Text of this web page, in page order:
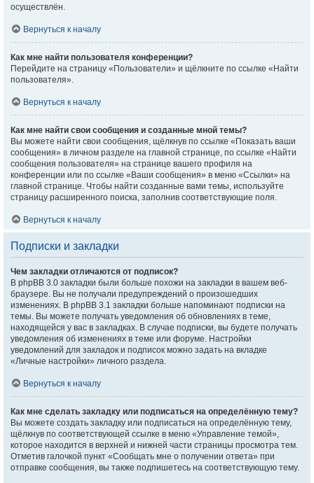
осуществлён.
Вернуться к началу
Как мне найти пользователя конференции?
Перейдите на страницу «Пользователи» и щёлкните по ссылке «Найти
пользователя».
Вернуться к началу
Как мне найти свои сообщения и созданные мной темы?
Вы можете найти свои сообщения, щёлкнув по ссылке «Показать ваши
сообщения» в личном разделе на главной странице, по ссылке «Найти
сообщения пользователя» на странице вашего профиля на
конференции или по ссылке «Ваши сообщения» в меню «Ссылки» на
главной странице. Чтобы найти созданные вами темы, используйте
страницу расширенного поиска, заполнив соответствующие поля.
Вернуться к началу
Подписки и закладки
Чем закладки отличаются от подписок?
В phpBB 3.0 закладки были больше похожи на закладки в вашем веб-
браузере. Вы не получали предупреждений о произошедших
изменениях. В phpBB 3.1 закладки больше напоминают подписки на
темы. Вы можете получать уведомления об обновлениях в теме,
находящейся у вас в закладках. В случае подписки, вы будете получать
уведомления об изменениях в теме или форуме. Настройки
уведомлений для закладок и подписок можно задать на вкладке
«Личные настройки» личного раздела.
Вернуться к началу
Как мне сделать закладку или подписаться на определённую тему?
Вы можете создать закладку или подписаться на определённую тему,
щёлкнув по соответствующей ссылке в меню «Управление темой»,
которое находится в верхней и нижней части страницы просмотра тем.
Отметив галочкой пункт «Сообщать мне о получении ответа» при
отправке сообщения, вы также подпишетесь на соответствующую тему.